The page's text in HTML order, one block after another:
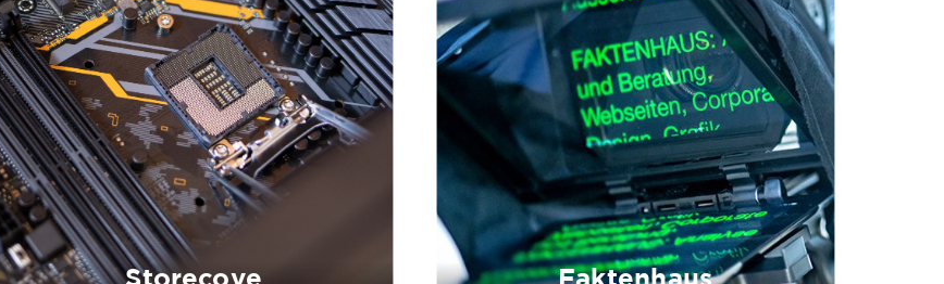
Storecove Faktenhaus